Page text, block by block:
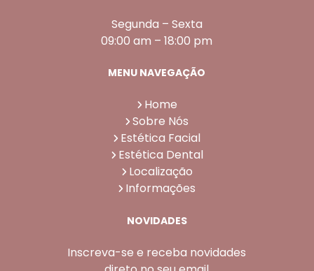
Segunda – Sexta
09:00 am – 18:00 pm
MENU NAVEGAÇÃO
Home
Sobre Nós
Estética Facial
Estética Dental
Localização
Informações
NOVIDADES
Inscreva-se e receba novidades